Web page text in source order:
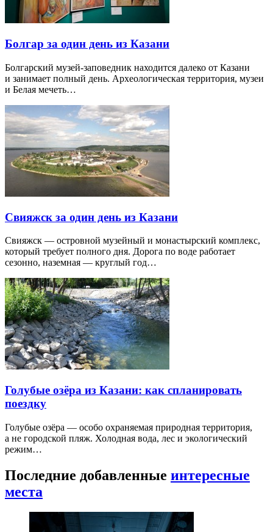
Болгар за один день из Казани
Болгарский музей-заповедник находится далеко от Казани
и занимает полный день. Археологическая территория, музеи
и Белая мечеть…
Свияжск за один день из Казани
Свияжск — островной музейный и монастырский комплекс,
который требует полного дня. Дорога по воде работает
сезонно, наземная — круглый год…
Голубые озёра из Казани: как спланировать
поездку
Голубые озёра — особо охраняемая природная территория,
а не городской пляж. Холодная вода, лес и экологический
режим…
Последние добавленные интересные
места